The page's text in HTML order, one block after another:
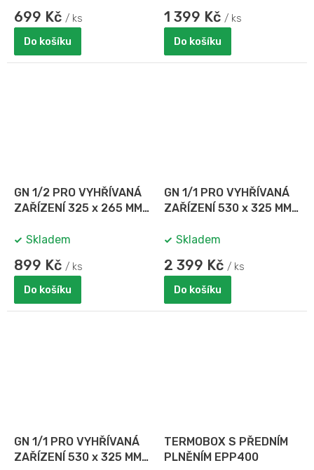
699 Kč / ks
Do košíku
1 399 Kč / ks
Do košíku
GN 1/2 PRO VYHŘÍVANÁ
ZAŘÍZENÍ 325 x 265 MM,
Skladem
899 Kč / ks
Do košíku
GN 1/1 PRO VYHŘÍVANÁ
ZAŘÍZENÍ 530 x 325 MM,
Skladem
2 399 Kč / ks
Do košíku
GN 1/1 PRO VYHŘÍVANÁ
ZAŘÍZENÍ 530 x 325 MM,
TERMOBOX S PŘEDNÍM
PLNĚNÍM EPP400